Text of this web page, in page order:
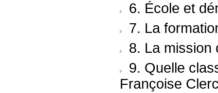
6. École et
7. La
8. La mission
9. Quelle
Françoise